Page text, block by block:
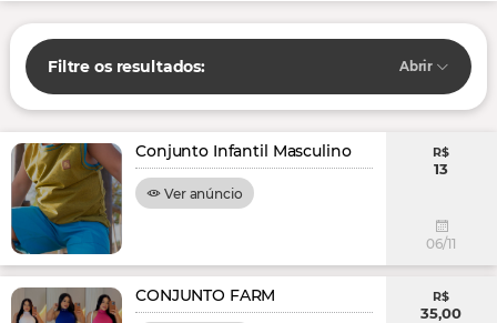
Filtre os resultados: Abrir
Conjunto Infantil Masculino
Ver anúncio
R$
13
06/11
CONJUNTO FARM R$
35,00